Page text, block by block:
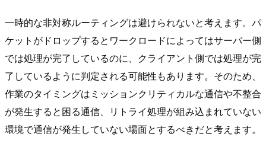
一時的な非対称ルーティングは避けられないと考えます。パ
ケットがドロップするとワークロードによってはサーバー側
では処理が完了しているのに、クライアント側では処理が完
了しているように判定される可能性もあります。そのため、
作業のタイミングはミッションクリティカルな通信や不整合
が発生すると困る通信、リトライ処理が組み込まれていない
環境で通信が発生していない場面とするべきだと考えます。